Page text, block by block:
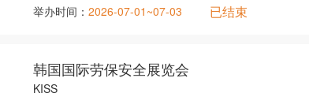
举办时间： 2026-07-01~07-03 已结束
韩国国际劳保安全展览会
KISS